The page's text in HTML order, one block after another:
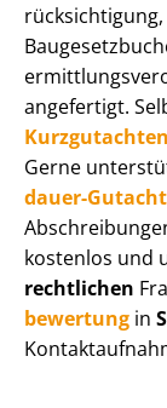
angefertigt.
Kurzgutachten
Gerne
dau­er-
kostenlos und
rechtlichen
be­wer­tung in